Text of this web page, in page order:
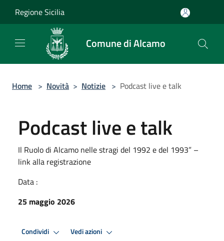
Regione Sicilia
Comune di Alcamo
Home > Novità > Notizie > Podcast live e talk
Podcast live e talk
Il Ruolo di Alcamo nelle stragi del 1992 e del 1993” –
link alla registrazione
Data :
25 maggio 2026
Condividi Vedi azioni